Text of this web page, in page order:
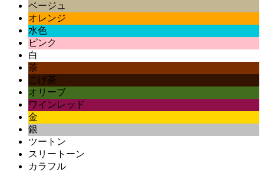
ベージュ
オレンジ
水色
ピンク
白
茶
こげ茶
オリーブ
ワインレッド
金
銀
ツートン
スリートーン
カラフル